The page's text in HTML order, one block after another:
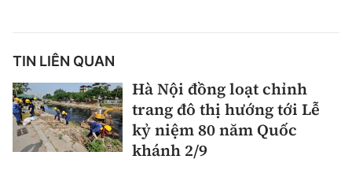
TIN LIÊN QUAN
Hà Nội đồng loạt chỉnh
trang đô thị hướng tới Lễ
kỷ niệm 80 năm Quốc
khánh 2/9